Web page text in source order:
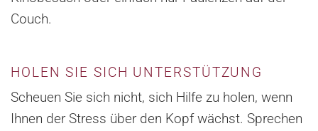
Couch.
HOLEN SIE SICH UNTERSTÜTZUNG
Scheuen Sie sich nicht, sich Hilfe zu holen, wenn
Ihnen der Stress über den Kopf wächst. Sprechen